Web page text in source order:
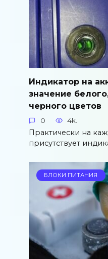
Индикатор на
значение
черного цветов
0 4k.
Практически на
присутствует
БЛОКИ ПИТАНИЯ